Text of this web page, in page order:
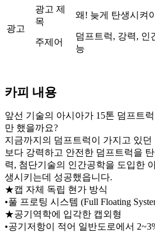
광고
광고 제
목
왜! 늦게 탄생시켜
주제어
덤프트럭, 강력, 인
능
카피 내용
앞선 기술의 아시아가 15톤 덤프트
만 했을까요?
지금까지의 덤프트럭이 가지고 있
보다 강력하고 안전한 덤프트럭을
력, 첨단기술의 인간공학을 도입한
생시키는데 성공했읍니다.
★캡 자체 독립 현가 방식
•풀 프로팅 시스템 (Full Floating
★공기역학에 입각한 캡외형
•공기저항이 적어 일반도로에서